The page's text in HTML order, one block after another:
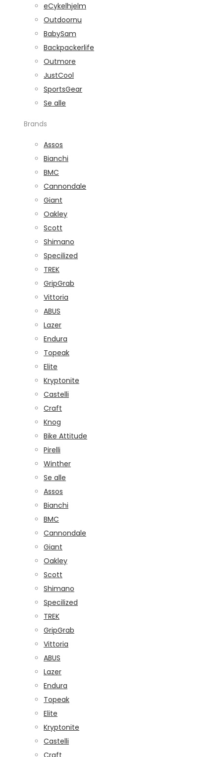
eCykelhjelm
Outdoornu
BabySam
Backpackerlife
Outmore
JustCool
SportsGear
Se alle
Brands
Assos
Bianchi
BMC
Cannondale
Giant
Oakley
Scott
Shimano
Specilized
TREK
GripGrab
Vittoria
ABUS
Lazer
Endura
Topeak
Elite
Kryptonite
Castelli
Craft
Knog
Bike Attitude
Pirelli
Winther
Se alle
Assos
Bianchi
BMC
Cannondale
Giant
Oakley
Scott
Shimano
Specilized
TREK
GripGrab
Vittoria
ABUS
Lazer
Endura
Topeak
Elite
Kryptonite
Castelli
Craft